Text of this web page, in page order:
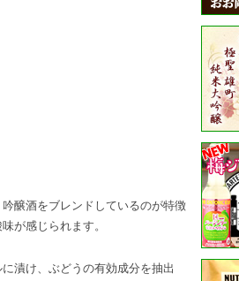
醸酒をブレンドしているのが特徴
が感じられます。
漬け、ぶどうの有効成分を抽出